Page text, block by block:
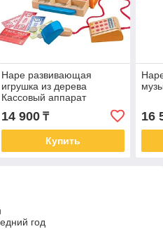
Hape развивающая
игрушка из дерева
Кассовый аппарат
14 900₸
Купить
16
год